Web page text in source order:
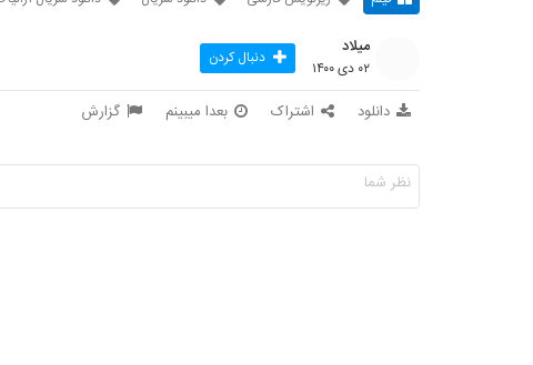
میلاد
۰۲ دی ۱۴۰۰ دنبال کردن
دانلود اشتراک بعدا میبینم گزارش